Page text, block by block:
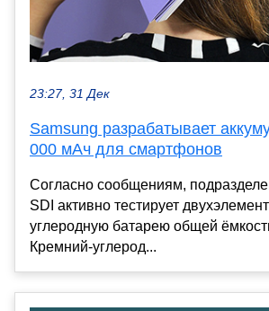
23:27, 31 Дек
Samsung разрабатывает
000 мАч для смартфонов
Согласно сообщениям,
SDI активно тестирует
углеродную батарею общей
Кремний-углерод...